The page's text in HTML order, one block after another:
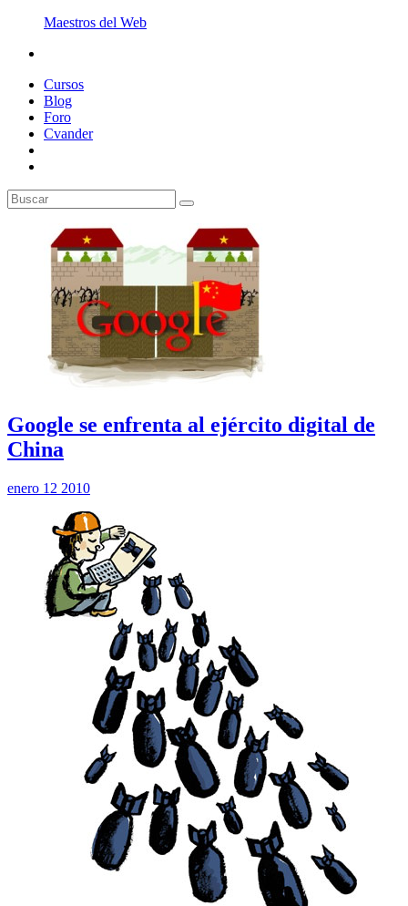
Maestros del Web
Cursos
Blog
Foro
Cvander
Google se enfrenta al ejército digital de
China
enero 12 2010